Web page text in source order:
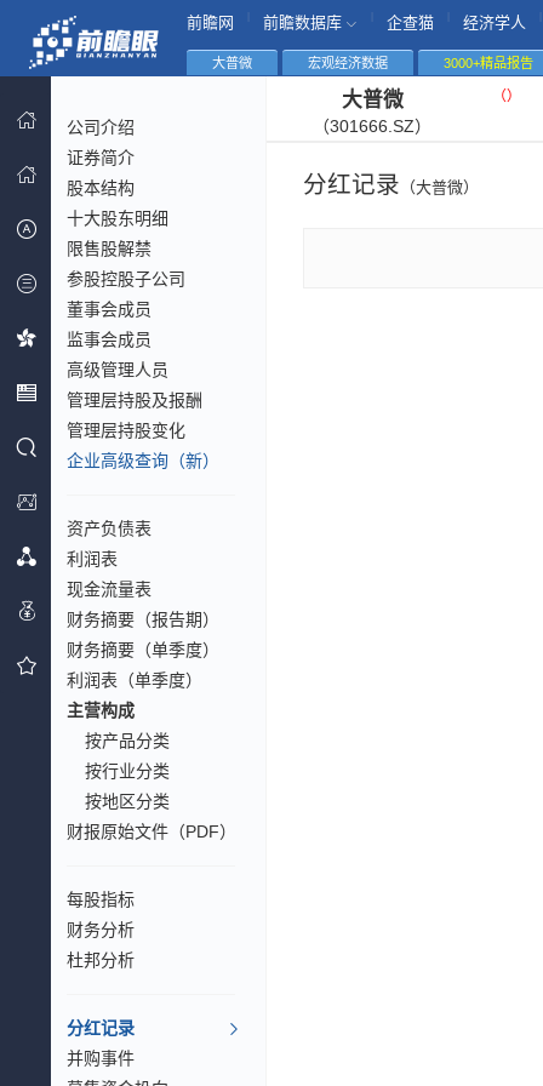
前瞻网 前瞻数据库 企查猫 经济学人
大普微 宏观经济数据 3000+精品报告
公司介绍
证券简介
股本结构
十大股东明细
限售股解禁
参股控股子公司
董事会成员
监事会成员
高级管理人员
管理层持股及报酬
管理层持股变化
企业高级查询（新）
资产负债表
利润表
现金流量表
财务摘要（报告期）
财务摘要（单季度）
利润表（单季度）
主营构成
按产品分类
按行业分类
按地区分类
财报原始文件（PDF）
每股指标
财务分析
杜邦分析
分红记录
并购事件
大普微
（301666.SZ）
（）
分红记录 （大普微）